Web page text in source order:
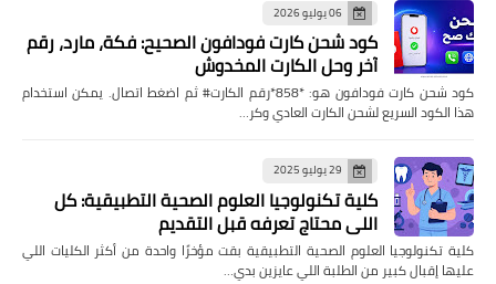
06 يوليو 2026
كود شحن كارت فودافون الصحيح: فكة، مارد، رقم
آخر وحل الكارت المخدوش
كود شحن كارت فودافون هو: *858*رقم الكارت# ثم اضغط اتصال. يمكن استخدام
هذا الكود السريع لشحن الكارت العادي وكر…
29 يوليو 2025
كلية تكنولوجيا العلوم الصحية التطبيقية: كل
اللي محتاج تعرفه قبل التقديم
كلية تكنولوجيا العلوم الصحية التطبيقية بقت مؤخرًا واحدة من أكثر الكليات اللي
عليها إقبال كبير من الطلبة اللي عايزين بدي…